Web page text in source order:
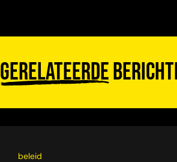
Gerelateerde
beleid